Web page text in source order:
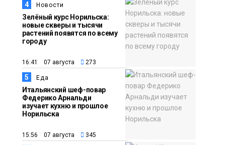
Общество
4 Новости
Зелёный курс Норильска:
новые скверы и тысячи
растений появятся по всему
городу
16:41 07 августа 273
5 Еда
Итальянский шеф-повар
Федерико Арнальди
изучает кухню и прошлое
Норильска
15:56 07 августа 345